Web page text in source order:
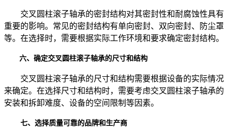
交叉圆柱滚子轴承的密封结构对其密封性和耐腐蚀性具有
重要的影响。常见的密封结构有单向密封、双向密封、防尘罩
等。在选择时，需要根据实际工作环境和要求确定密封结构。
六、确定交叉圆柱滚子轴承的尺寸和结构
交叉圆柱滚子轴承的尺寸和结构需要根据设备的实际情况
来确定。在选择尺寸和结构时，需要考虑交叉圆柱滚子轴承的
安装和拆卸难度、设备的空间限制等因素。
七、选择质量可靠的品牌和生产商